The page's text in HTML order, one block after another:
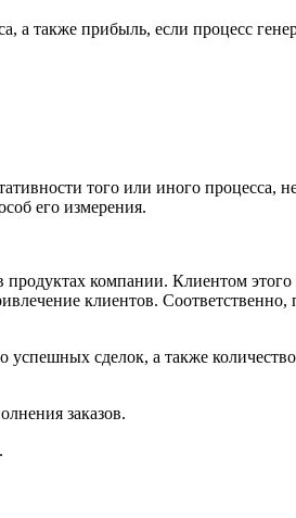
а также прибыль, если процесс
того или иного
его измерения.
компании. Клиентом
клиентов. Соответственно,
сделок, а также
заказов.